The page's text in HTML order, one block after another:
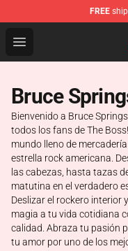
FREE
Open menu
Bruce
Bruce
Bienvenido a Bruce
todos los fans de The
mundo lleno de
estrella rock americana.
las cabezas, hasta tazas
matutina en el verdadero
Deslizar el rockero interior
magia a tu vida cotidiana
calidad. Abraza tu pasión
tu amor por uno de los